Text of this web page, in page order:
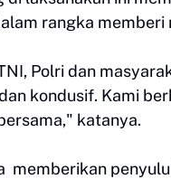
rangka
Polri dan
kondusif. Kami
katanya.
memberikan